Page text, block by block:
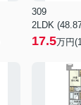
309
2LDK
17.5万円(